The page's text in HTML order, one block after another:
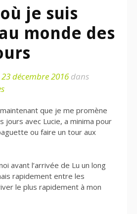
je suis
monde des
23 décembre 2016dans
que je me promène
jours avec Lucie, a minima pour
ou faire un tour aux
avant l’arrivée de Lu un long
rapidement entre les
le plus rapidement à mon